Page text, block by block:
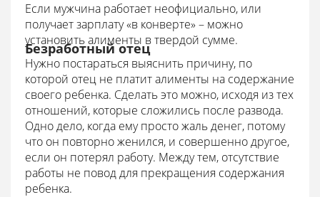
Если мужчина работает неофициально, или
получает зарплату «в конверте» – можно
установить алименты в твердой сумме.
Безработный отец
Нужно постараться выяснить причину, по
которой отец не платит алименты на содержание
своего ребенка. Сделать это можно, исходя из тех
отношений, которые сложились после развода.
Одно дело, когда ему просто жаль денег, потому
что он повторно женился, и совершенно другое,
если он потерял работу. Между тем, отсутствие
работы не повод для прекращения содержания
ребенка.